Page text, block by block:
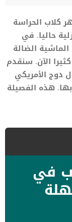
كلاب الحراسة
حاليا. في
الضالة
الآن. سنقدم
دوج الأمريكي
هذه الفصيلة
في